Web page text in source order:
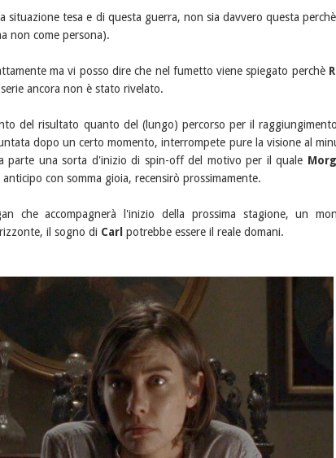
situazione tesa e di questa guerra, non sia davvero questa
non come persona).
ma vi posso dire che nel fumetto viene spiegato perchè
ancora non è stato rivelato.
del risultato quanto del (lungo) percorso per il
dopo un certo momento, interrompete pure la visione al
parte una sorta d'inizio di spin-off del motivo per il quale
anticipo con somma gioia, recensirò prossimamente.
che accompagnerà l'inizio della prossima stagione, un
il sogno di Carlpotrebbe essere il reale domani.